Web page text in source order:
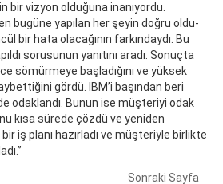
bir viz­yon ol­du­ğu­na ina­nıyor­du.
bu­gü­ne ya­pılan her şe­yin doğru ol­du­
bir ha­ta ola­ca­ğının far­kın­day­dı. Bu
sorusunun yanıtını aradı. Sonuçta
sömürmeye başladığını ve yüksek
gördü. IBM’i başından beri
odaklandı. Bunun ise müşteriyi odak
kısa sürede çözdü ve yeniden
iş planı hazırladı ve müşteriyle birlikte
Sonraki Sayfa